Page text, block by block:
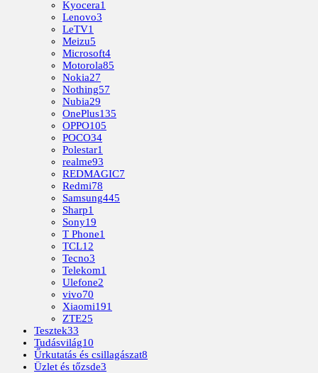
Kyocera1
Lenovo3
LeTV1
Meizu5
Microsoft4
Motorola85
Nokia27
Nothing57
Nubia29
OnePlus135
OPPO105
POCO34
Polestar1
realme93
REDMAGIC7
Redmi78
Samsung445
Sharp1
Sony19
T Phone1
TCL12
Tecno3
Telekom1
Ulefone2
vivo70
Xiaomi191
ZTE25
Tesztek33
Tudásvilág10
Űrkutatás és csillagászat8
Üzlet és tőzsde3